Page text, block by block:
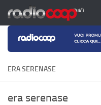
Salta al contenuto
ERA SERENASE
era serenase